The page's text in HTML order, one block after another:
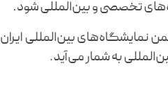
تخصصی و بین‌المللی شود.
نمایشگاه‌های بین‌المللی
به شمار می‌آید.